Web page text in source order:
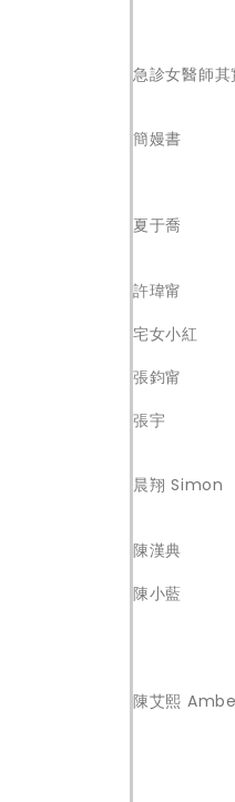
急診女醫師其
簡嫚書
夏于喬
許瑋甯
宅女小紅
張鈞甯
張宇
晨翔 Simon
陳漢典
陳小藍
陳艾熙